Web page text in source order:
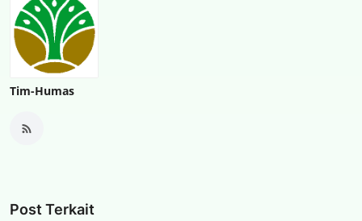
Tim-Humas
Post Terkait